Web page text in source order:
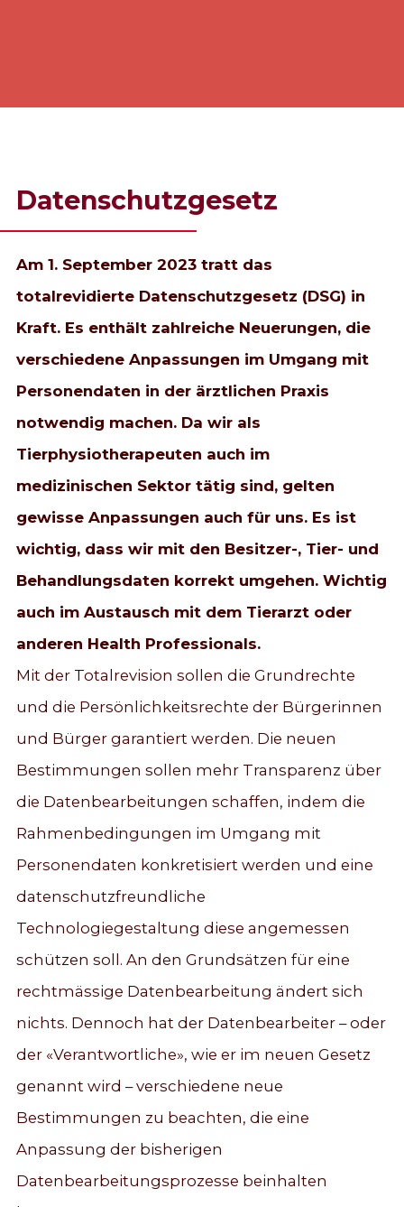
Datenschutzgesetz
Am 1. September 2023 tratt das
totalrevidierte Datenschutzgesetz (DSG) in
Kraft. Es enthält zahlreiche Neuerungen, die
verschiedene Anpassungen im Umgang mit
Personendaten in der ärztlichen Praxis
notwendig machen. Da wir als
Tierphysiotherapeuten auch im
medizinischen Sektor tätig sind, gelten
gewisse Anpassungen auch für uns. Es ist
wichtig, dass wir mit den Besitzer-, Tier- und
Behandlungsdaten korrekt umgehen. Wichtig
auch im Austausch mit dem Tierarzt oder
anderen Health Professionals.
Mit der Totalrevision sollen die Grundrechte
und die Persönlichkeitsrechte der Bürgerinnen
und Bürger garantiert werden. Die neuen
Bestimmungen sollen mehr Transparenz über
die Datenbearbeitungen schaffen, indem die
Rahmenbedingungen im Umgang mit
Personendaten konkretisiert werden und eine
datenschutzfreundliche
Technologiegestaltung diese angemessen
schützen soll. An den Grundsätzen für eine
rechtmässige Datenbearbeitung ändert sich
nichts. Dennoch hat der Datenbearbeiter – oder
der «Verantwortliche», wie er im neuen Gesetz
genannt wird – verschiedene neue
Bestimmungen zu beachten, die eine
Anpassung der bisherigen
Datenbearbeitungsprozesse beinhalten